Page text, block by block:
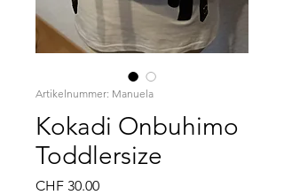
Artikelnummer: Manuela
Kokadi Onbuhimo
Toddlersize
CHF 30.00Preis